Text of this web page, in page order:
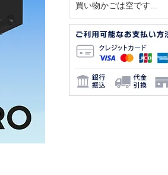
買い物かごは空です...